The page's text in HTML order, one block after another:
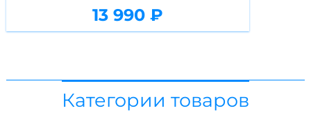
13 990 ₽
Категории товаров